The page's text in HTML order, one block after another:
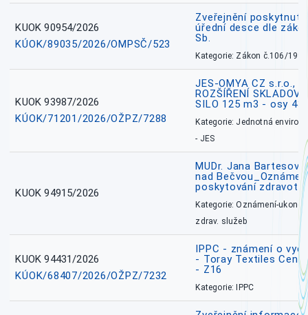
KUOK 90954/2026
KÚOK/89035/2026/OMPSČ/523
Zveřejnění
úřední desce dle
Sb.
Kategorie: Zákon č.106/1999
KUOK 93987/2026
KÚOK/71201/2026/OŽPZ/7288
JES-OMYA CZ s.r.o.,
ROZŠÍŘENÍ
SILO 125 m3 - osy
Kategorie: Jednotná
- JES
KUOK 94915/2026
MUDr. Jana
nad
poskytování
Kategorie: Oznámení-
zdrav. služeb
KUOK 94431/2026
KÚOK/68407/2026/OŽPZ/7232
IPPC - známení o
- Toray Textiles
- Z16
Kategorie: IPPC